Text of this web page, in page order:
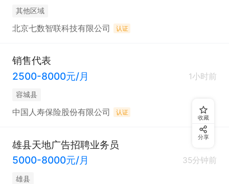
其他区域
北京七数智联科技有限公司 认证
销售代表
2500-8000元/月
1小时前
容城县
中国人寿保险股份有限公司 认证
雄县天地广告招聘业务员
5000-8000元/月
35分钟前
雄县
收藏
分享